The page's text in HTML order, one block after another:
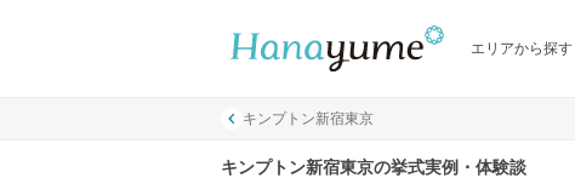
エリアから探す
キンプトン新宿東京
キンプトン新宿東京の挙式実例・体験談